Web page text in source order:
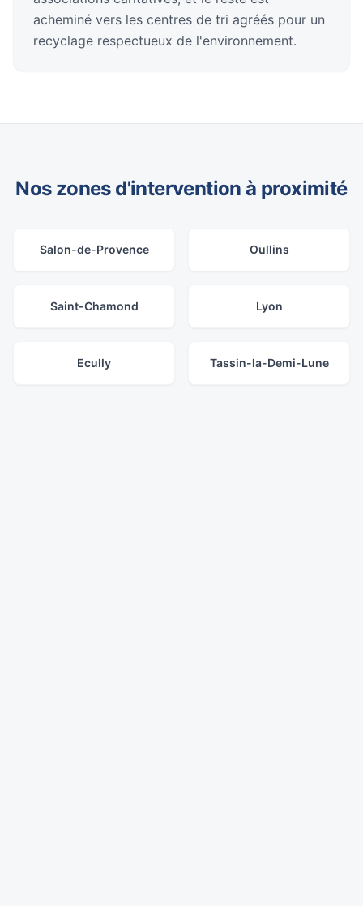
acheminé vers les centres de tri agréés pour un
recyclage respectueux de l'environnement.
Nos zones d'intervention à proximité
Salon-de-Provence Oullins
Saint-Chamond Lyon
Ecully Tassin-la-Demi-Lune